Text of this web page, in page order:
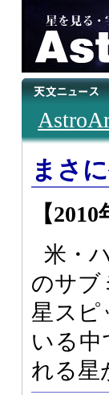
まさ
【
米・
のサブ
星スピ
いる
れる星